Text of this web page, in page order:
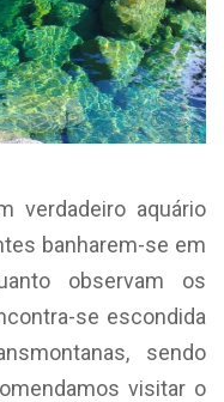
verdadeiro aquário
banharem-se em
observam os
se escondida
sendo
visitar o